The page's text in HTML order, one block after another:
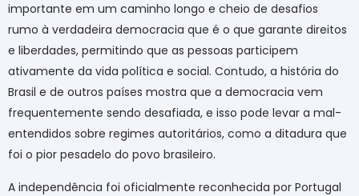
importante em um caminho longo e cheio de desafios
rumo à verdadeira democracia que é o que garante direitos
e liberdades, permitindo que as pessoas participem
ativamente da vida política e social. Contudo, a história do
Brasil e de outros países mostra que a democracia vem
frequentemente sendo desafiada, e isso pode levar a mal-
entendidos sobre regimes autoritários, como a ditadura que
foi o pior pesadelo do povo brasileiro.
A independência foi oficialmente reconhecida por Portugal